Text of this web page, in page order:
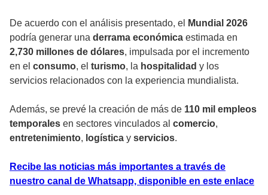
De acuerdo con el análisis presentado, el
Mundial 2026
podría generar una derrama económica estimada en
2,730 millones de dólares, impulsada por el incremento
en el consumo, el turismo, la hospitalidad y los
servicios relacionados con la experiencia mundialista.
Además, se prevé la creación de más de 110 mil empleos
temporales en sectores vinculados al comercio,
entretenimiento, logística y servicios.
Recibe las noticias más importantes a través de
nuestro canal de Whatsapp, disponible en este enlace